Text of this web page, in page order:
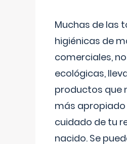
Muchas de las
higiénicas de
comerciales, no
ecológicas,
productos que
más apropiado
cuidado de tu
nacido. Se